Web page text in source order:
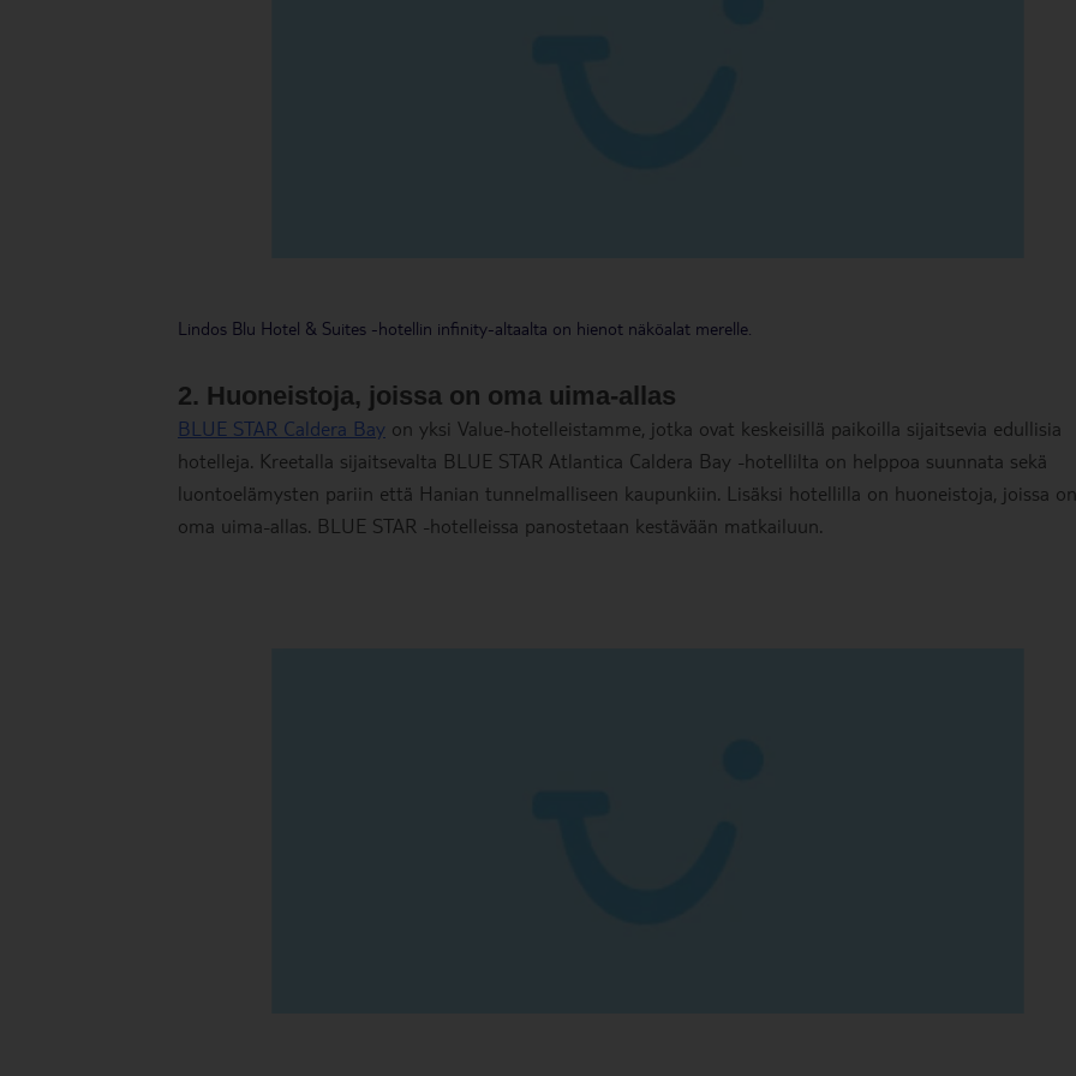
Lindos Blu Hotel & Suites -hotellin infinity-altaalta on hienot näköalat merelle.
2. Huoneistoja, joissa on oma uima-allas
BLUE STAR Caldera Bay on yksi Value-hotelleistamme, jotka ovat keskeisillä paikoilla sijaitsevia edullisia
hotelleja. Kreetalla sijaitsevalta BLUE STAR Atlantica Caldera Bay -hotellilta on helppoa suunnata sekä
luontoelämysten pariin että Hanian tunnelmalliseen kaupunkiin. Lisäksi hotellilla on huoneistoja, joissa on
oma uima-allas. BLUE STAR -hotelleissa panostetaan kestävään matkailuun.